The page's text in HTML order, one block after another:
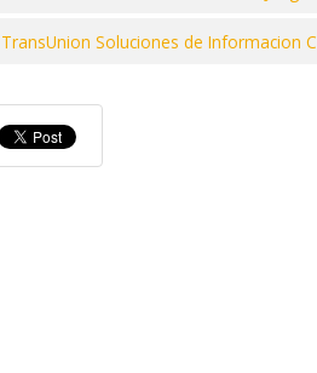
TransUnion Soluciones de Informacion